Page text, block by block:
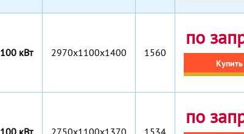
100 кВт 2970x1100x1400 1560
по
Купить
100 кВт 2750x1100x1370 1534
по